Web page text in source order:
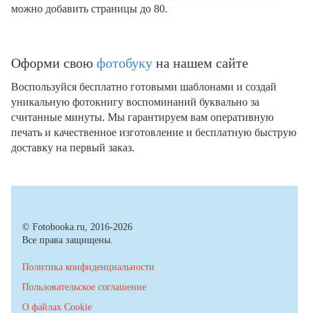
можно добавить страницы до 80.
Оформи свою фотобуку на нашем сайте
Воспользуйся бесплатно готовыми шаблонами и создай
уникальную фотокнигу воспоминаний буквально за
считанные минуты. Мы гарантируем вам оперативную
печать и качественное изготовление и бесплатную быструю
доставку на первый заказ.
© Fotobooka.ru, 2016-2026
Все права защищены.
Политика конфиденциальности
Пользовательское соглашение
О файлах Cookie